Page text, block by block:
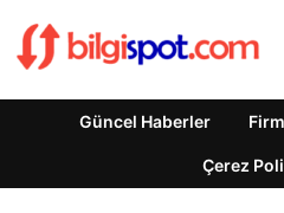
Güncel Haberler
Çerez